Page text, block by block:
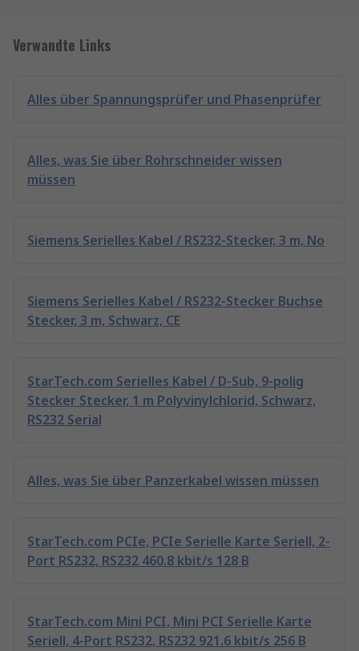
Verwandte Links
Alles über Spannungsprüfer und Phasenprüfer
Alles, was Sie über Rohrschneider wissen
müssen
Siemens Serielles Kabel / RS232-Stecker, 3 m, No
Siemens Serielles Kabel / RS232-Stecker Buchse
Stecker, 3 m, Schwarz, CE
StarTech.com Serielles Kabel / D-Sub, 9-polig
Stecker Stecker, 1 m Polyvinylchlorid, Schwarz,
RS232 Serial
Alles, was Sie über Panzerkabel wissen müssen
StarTech.com PCIe, PCIe Serielle Karte Seriell, 2-
Port RS232, RS232 460.8 kbit/s 128 B
StarTech.com Mini PCI, Mini PCI Serielle Karte
Seriell, 4-Port RS232, RS232 921.6 kbit/s 256 B